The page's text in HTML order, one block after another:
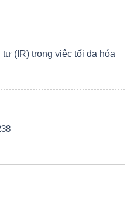
(IR) trong việc tối đa hóa